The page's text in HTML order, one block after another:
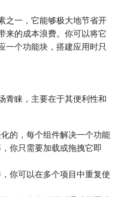
之一，它能够极大地节省开
来的成本浪费。你可以将它
一个功能块，搭建应用时只
青睐，主要在于其便利性和
的，每个组件解决一个功能
你只需要加载或拖拽它即
你可以在多个项目中重复使